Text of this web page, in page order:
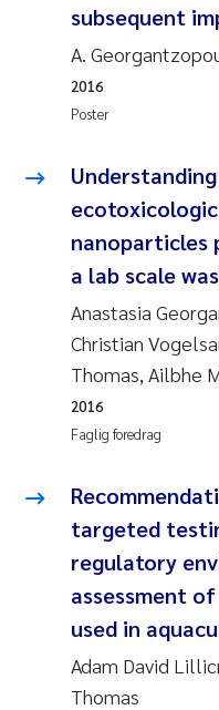
subsequent
A.
Poster
2016
a lab scale
Anastasia
Christian
Thomas, Ailbhe
Faglig foredrag
2016
targeted
regulatory
assessment
used in
Adam David
Thomas